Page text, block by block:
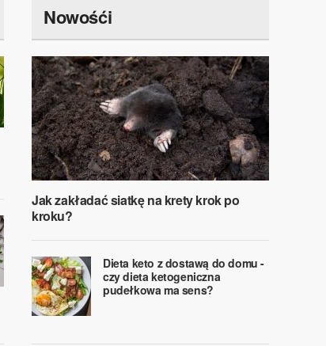
Nowośći
Jak zakładać siatkę na krety krok po
kroku?
Dieta keto z dostawą do domu -
czy dieta ketogeniczna
pudełkowa ma sens?